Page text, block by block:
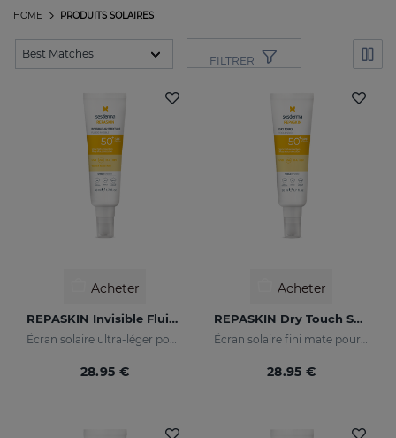
PRODUITS SOLAIRES
HOME
FILTRER
Acheter
REPASKIN Invisible Fluid SPF50+
Écran solaire ultra-léger pour le visage
28.95 €
Acheter
REPASKIN Dry Touch SPF50+
Écran solaire fini mate pour le visage
28.95 €